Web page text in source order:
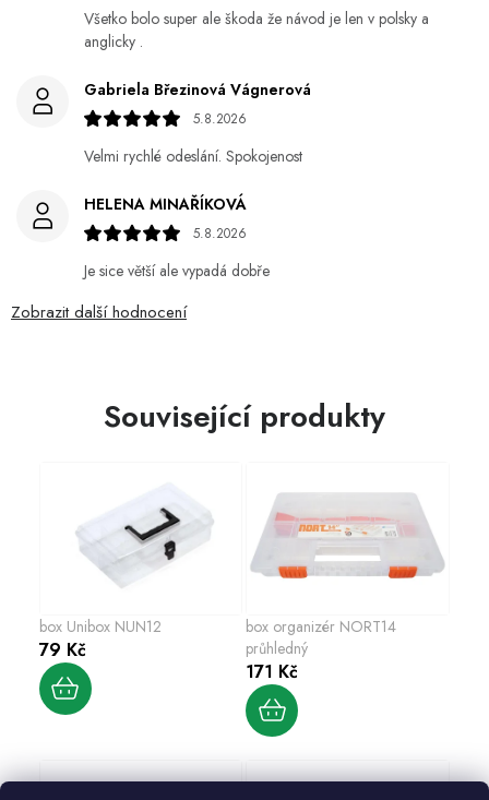
Všetko bolo super ale škoda že návod je len v polsky a
anglicky .
Gabriela Březinová Vágnerová
5.8.2026
Velmi rychlé odeslání. Spokojenost
HELENA MINAŘÍKOVÁ
5.8.2026
Je sice větší ale vypadá dobře
Zobrazit další hodnocení
Související produkty
box Unibox NUN12
79 Kč
box organizér NORT14
průhledný
171 Kč